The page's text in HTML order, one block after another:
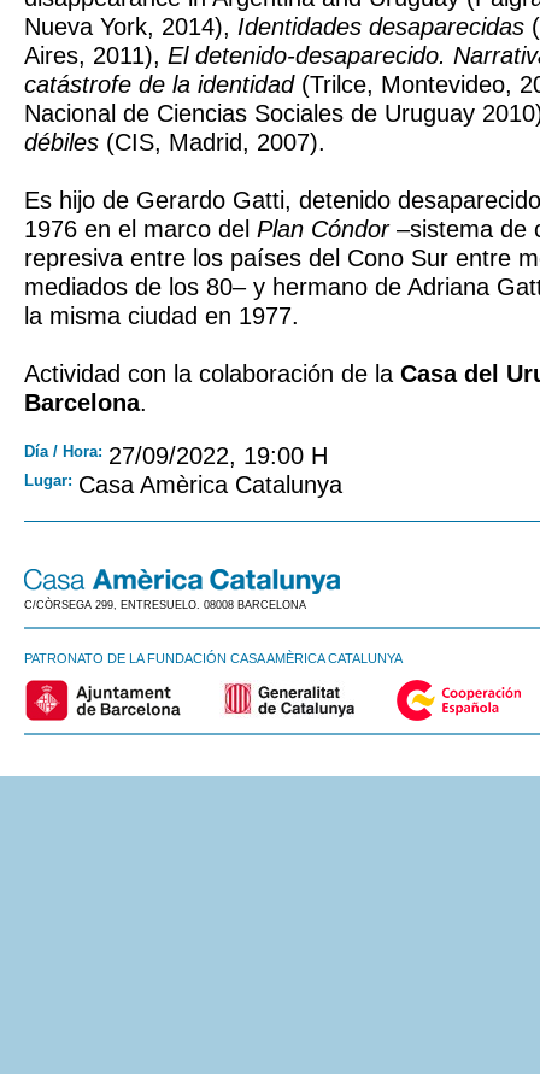
Nueva York, 2014), Identidades desaparecidas
Aires, 2011), El detenido-desaparecido.
catástrofe de la identidad(Trilce, Montevideo,
Nacional de Ciencias Sociales de Uruguay
débiles (CIS, Madrid, 2007).
Es hijo de Gerardo Gatti, detenido
1976 en el marco del Plan Cóndor–sistema de
represiva entre los países del Cono Sur entre
mediados de los 80– y hermano de Adriana
la misma ciudad en 1977.
Actividad con la colaboración de la Casa del
Barcelona.
Día / Hora: 27/09/2022, 19:00 H
Lugar: Casa Amèrica Catalunya
C/CÒRSEGA 299, ENTRESUELO. 08008 BARCELONA
PATRONATO DE LA FUNDACIÓN CASA AMÈRICA CATALUNYA